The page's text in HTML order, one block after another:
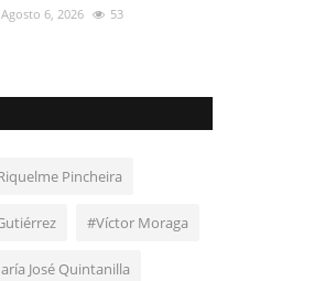
Agosto 6, 2026 53
Pincheira
#Víctor Moraga
José Quintanilla